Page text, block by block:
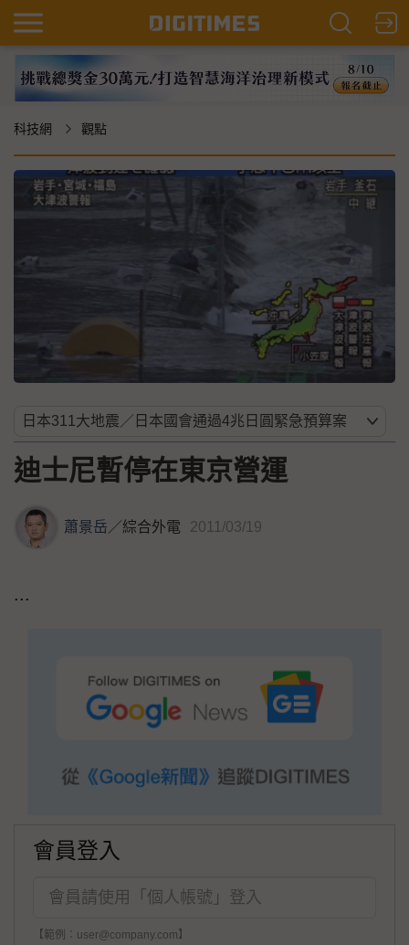
科技網 觀點
迪士尼暫停在東京營運
蕭景岳 ／綜合外電 2011/03/19
...
會員登入
【範例：user@company.com】